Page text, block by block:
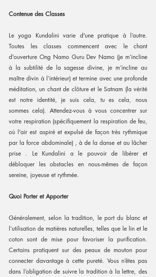
Contenue des Classes
Le yoga Kundalini varie d'une pratique à l’autre.
Toutes les classes commencent avec le chant
d'ouverture Ong Namo Guru Dev Namo (je m’incline
à la subtilité de la sagesse divine, je m’incline au
maître divin à l’intérieur) et termine avec une profonde
méditation, un chant de clôture et le Satnam (la vérité
est notre identité, je suis cela, tu es cela, nous
sommes cela). Attendez-vous à vous concentrer sur
votre respiration (spécifiquement la respiration de feu,
où l'air est aspiré et expulsé de façon très rythmique
par la force abdominale) , à de la danse et au lâcher
prise . Le Kundalini a le pouvoir de libérer et
débloquer les obstacles en nous-mêmes de façon
sereine, joyeuse et rythmée.
Quoi Porter et Apporter
Généralement, selon la tradition, le port du blanc et
l’utilisation de matières naturelles, telles que le lin et le
coton sont de mise pour favoriser la purification.
Certains pratiquent sur des peaux de mouton pour
connecter davantage à cette pureté. Vous n’êtes pas
dans l’obligation de suivre la tradition à la lettre, des